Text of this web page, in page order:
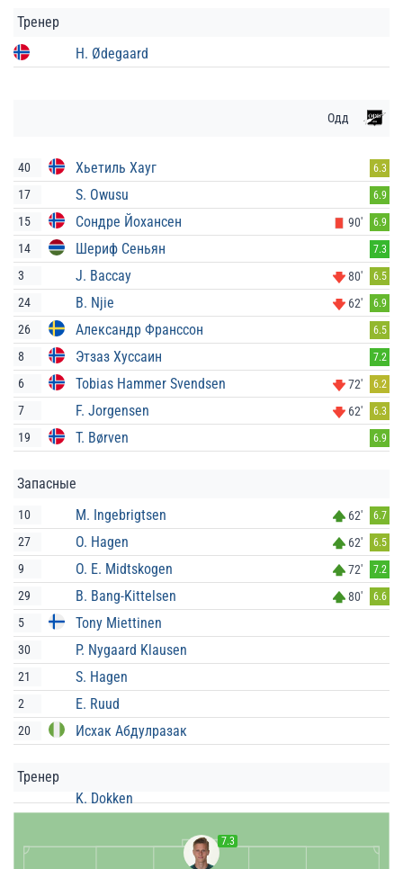
Тренер
H. Ødegaard
Одд
40 Хьетиль Хауг 6.3
17 S. Owusu 6.9
15 Сондре Йохансен 90' 6.9
14 Шериф Сеньян 7.3
3 J. Baccay 80' 6.5
24 B. Njie 62' 6.9
26 Александр Франссон 6.5
8 Этзаз Хуссаин 7.2
6 Tobias Hammer Svendsen 72' 6.2
7 F. Jorgensen 62' 6.3
19 T. Børven 6.9
Запасные
10 M. Ingebrigtsen 62' 6.7
27 O. Hagen 62' 6.5
9 O. E. Midtskogen 72' 7.2
29 B. Bang-Kittelsen 80' 6.6
5 Tony Miettinen
30 P. Nygaard Klausen
21 S. Hagen
2 E. Ruud
20 Исхак Абдулразак
Тренер
K. Dokken
7.3